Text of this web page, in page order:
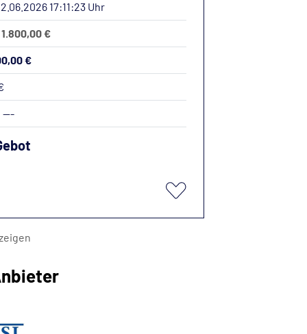
17:11:23 Uhr
€
€
---